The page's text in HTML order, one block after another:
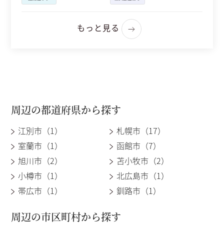
もっと見る
周辺の都道府県から探す
江別市（1）
札幌市（17）
室蘭市（1）
函館市（7）
旭川市（2）
苫小牧市（2）
小樽市（1）
北広島市（1）
帯広市（1）
釧路市（1）
周辺の市区町村から探す